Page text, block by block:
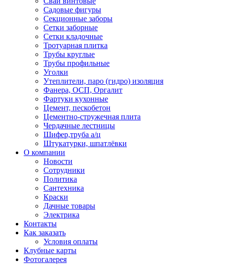
Садовые фигуры
Секционные заборы
Сетки заборные
Сетки кладочные
Тротуарная плитка
Трубы круглые
Трубы профильные
Уголки
Утеплители, паро (гидро) изоляция
Фанера, ОСП, Оргалит
Фартуки кухонные
Цемент, пескобетон
Цементно-стружечная плита
Чердачные лестницы
Шифер,труба а/ц
Штукатурки, шпатлёвки
О компании
Новости
Сотрудники
Политика
Сантехника
Краски
Дачные товары
Электрика
Контакты
Как заказать
Условия оплаты
Клубные карты
Фотогалерея